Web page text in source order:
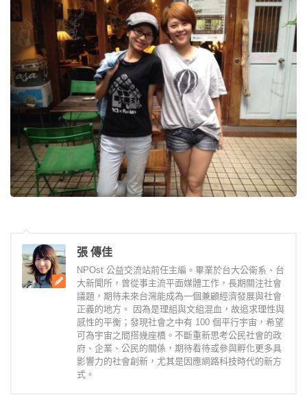
張 傳佳
NPOst 公益交流站前任主編。畢業於台大公衛系、台
大新聞所，曾從事主流平面媒體工作，長期關注社會
議題，期待未來台灣能成為一個兼顧經濟發展與社會
正義的地方。 因為是理組與文組混血，故追求理性與
感性的平衡；發現社會之中有 100 個平行宇宙，希望
可為宇宙之間搭幾座橋。不斷重新思考公民社會的政
府、企業、公民的關係，期待看待或參與孵化更多具
影響力的社會創新，尤其是因應網路科技時代的新方
式。